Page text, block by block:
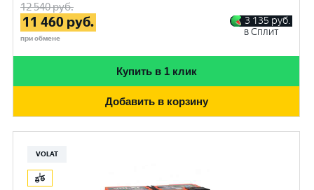
12 540руб.
11 460 руб.
при обмене
3 135 руб.
в Сплит
Купить в 1 клик
Добавить в корзину
VOLAT